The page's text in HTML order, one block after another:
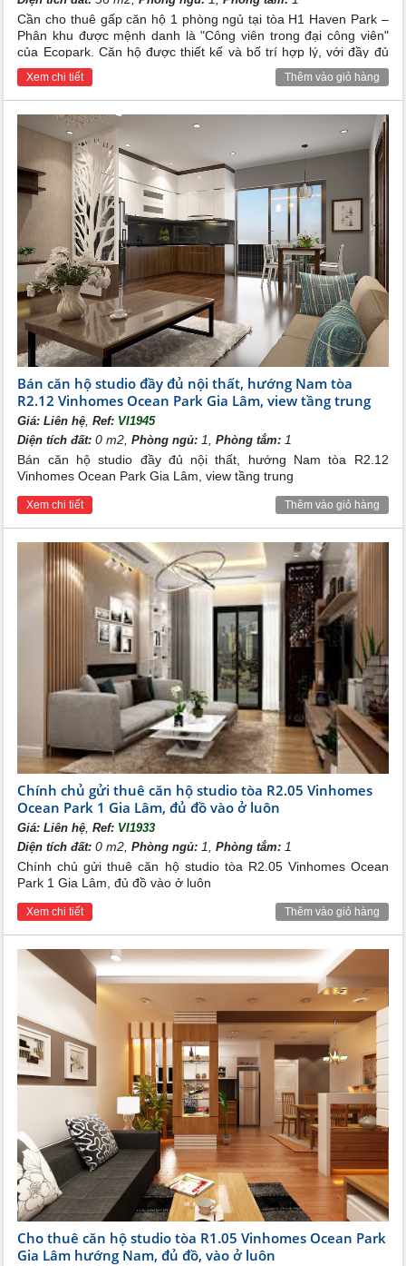
Cần cho thuê gấp căn hộ 1 phòng ngủ tại tòa H1 Haven Park –
Phân khu được mệnh danh là "Công viên trong đại công viên"
của Ecopark. Căn hộ được thiết kế và bố trí hợp lý, với đầy đủ
các trang thiết bị nội thất cho các phòng. Rất phù hợp cho các
hộ gia đình trẻ
Xem chi tiết Thêm vào giỏ hàng
Bán căn hộ studio đầy đủ nội thất, hướng Nam tòa
R2.12 Vinhomes Ocean Park Gia Lâm, view tầng trung
Giá:Liên hệ ,Ref: VI1945
Diện tích đất: 0 m2,Phòng ngủ: 1,Phòng tắm: 1
Bán căn hộ studio đầy đủ nội thất, hướng Nam tòa R2.12
Vinhomes Ocean Park Gia Lâm, view tầng trung
Xem chi tiết Thêm vào giỏ hàng
Chính chủ gửi thuê căn hộ studio tòa R2.05 Vinhomes
Ocean Park 1 Gia Lâm, đủ đồ vào ở luôn
Giá:Liên hệ ,Ref: VI1933
Diện tích đất: 0 m2,Phòng ngủ: 1,Phòng tắm: 1
Chính chủ gửi thuê căn hộ studio tòa R2.05 Vinhomes Ocean
Park 1 Gia Lâm, đủ đồ vào ở luôn
Xem chi tiết Thêm vào giỏ hàng
Cho thuê căn hộ studio tòa R1.05 Vinhomes Ocean Park
Gia Lâm hướng Nam, đủ đồ, vào ở luôn